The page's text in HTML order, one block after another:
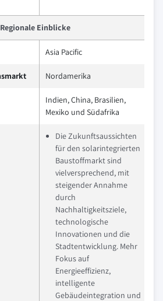
Regionale Einblicke
Asia Pacific
Nordamerika
Indien, China, Brasilien,
Mexiko und Südafrika
Die Zukunftsaussichten
für den solarintegrierten
Baustoffmarkt sind
vielversprechend, mit
steigender Annahme
durch
Nachhaltigkeitsziele,
technologische
Innovationen und die
Stadtentwicklung. Mehr
Fokus auf
Energieeffizienz,
intelligente
Gebäudeintegration und